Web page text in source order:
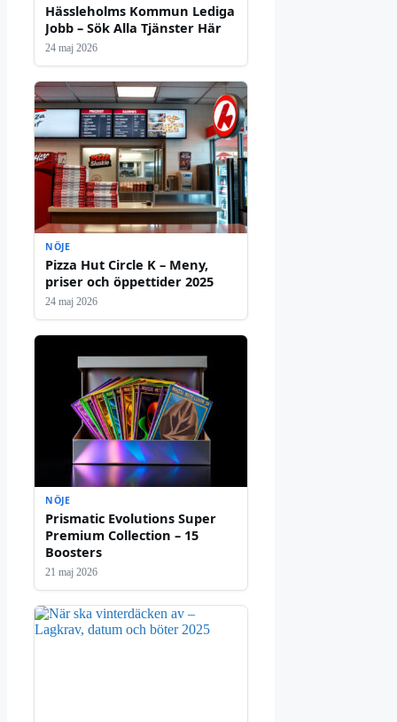
Hässleholms Kommun Lediga
Jobb – Sök Alla Tjänster Här
24 maj 2026
NÖJE
Pizza Hut Circle K – Meny,
priser och öppettider 2025
24 maj 2026
NÖJE
Prismatic Evolutions Super
Premium Collection – 15
Boosters
21 maj 2026